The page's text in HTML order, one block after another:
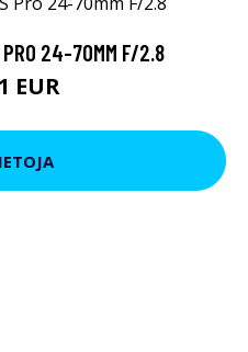
PRO 24-70MM F/2.8
EUR